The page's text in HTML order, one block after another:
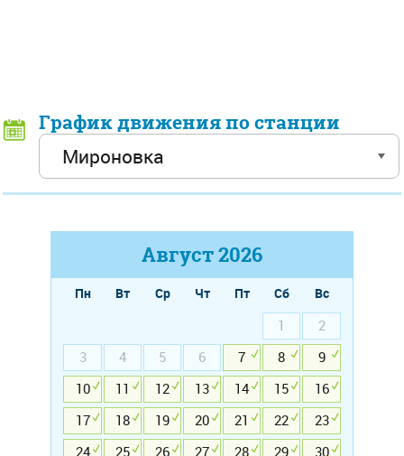
График движения по станции
Август2026
Пн Вт Ср Чт Пт Сб
Вс
1
2
3
4 5 6 7 8
9
10
11 12 13 14 15
16
17
18 19 20 21 22
23
24
25 26 27 28 29
30